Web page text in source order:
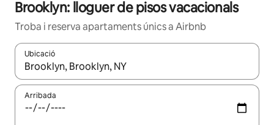
Brooklyn: lloguer de pisos vacacionals
Troba i reserva apartaments únics a Airbnb
Ubicació
Quan els resultats estiguin disponibles, podràs navegar-hi a
Arribada